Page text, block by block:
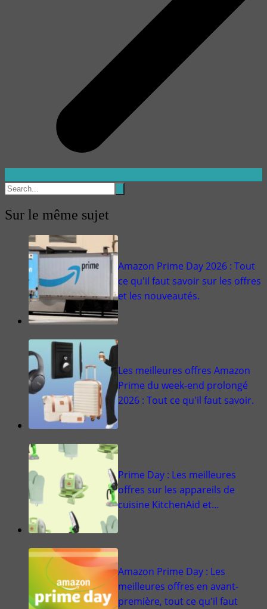
Sur le même sujet
Amazon Prime Day 2026 : Tout
ce qu'il faut savoir sur les offres
et les nouveautés.
Les meilleures offres Amazon
Prime du week-end prolongé
2026 : Tout ce qu'il faut savoir.
Prime Day : Les meilleures
offres sur les appareils de
cuisine KitchenAid et…
Amazon Prime Day : Les
meilleures offres en avant-
première, tout ce qu'il faut